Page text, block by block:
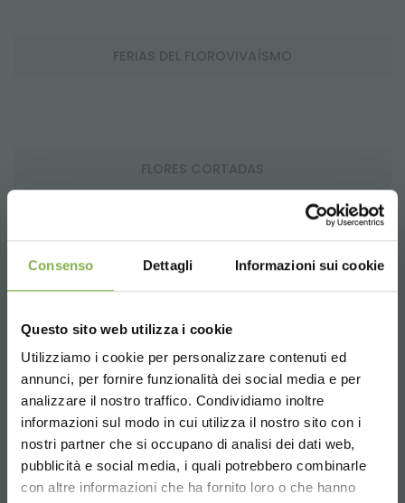
Consenso Dettagli Informazioni sui cookie
Questo sito web utilizza i cookie
Utilizziamo i cookie per personalizzare contenuti ed
annunci, per fornire funzionalità dei social media e per
analizzare il nostro traffico. Condividiamo inoltre
informazioni sul modo in cui utilizza il nostro sito con i
nostri partner che si occupano di analisi dei dati web,
pubblicità e social media, i quali potrebbero combinarle
con altre informazioni che ha fornito loro o che hanno
FERIAS DEL FLOROVIVAÍSMO
FLORES CORTADAS
MÁQUINA PULISTELI
Choose the country you are in and your
language for a better browsing experience